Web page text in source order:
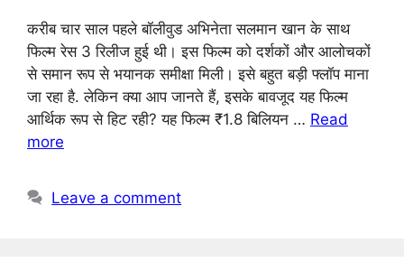
करीब चार साल पहले बॉलीवुड अभिनेता सलमान खान के साथ
फिल्म रेस 3 रिलीज हुई थी। इस फिल्म को दर्शकों और आलोचकों
से समान रूप से भयानक समीक्षा मिली। इसे बहुत बड़ी फ्लॉप माना
जा रहा है. लेकिन क्या आप जानते हैं, इसके बावजूद यह फिल्म
आर्थिक रूप से हिट रही? यह फिल्म ₹1.8 बिलियन … Read
more
Leave a comment